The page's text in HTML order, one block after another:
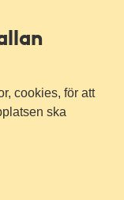
cookies, för att
ska